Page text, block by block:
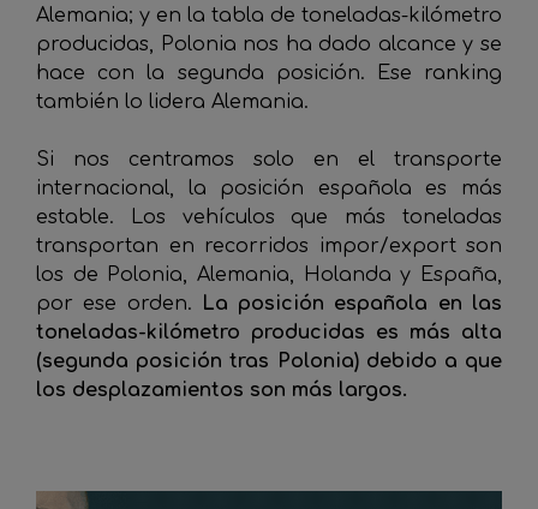
Alemania; y en la tabla de toneladas-kilómetro
producidas, Polonia nos ha dado alcance y se
hace con la segunda posición. Ese ranking
también lo lidera Alemania.
Si nos centramos solo en el transporte
internacional, la posición española es más
estable. Los vehículos que más toneladas
transportan en recorridos impor/export son
los de Polonia, Alemania, Holanda y España,
por ese orden.
La posición española en las
toneladas-kilómetro producidas es más alta
(segunda posición tras Polonia) debido a que
los desplazamientos son más largos.